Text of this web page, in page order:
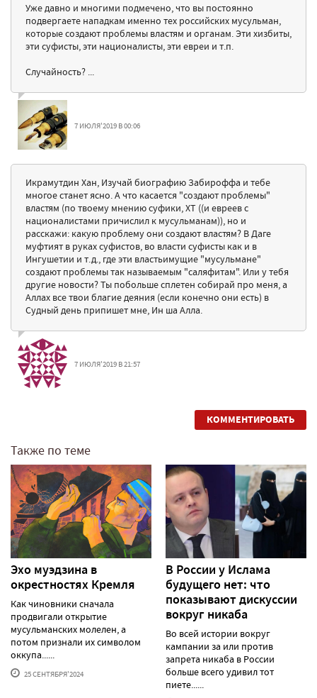
Уже давно и многими подмечено, что вы постоянно
подвергаете нападкам именно тех российских мусульман,
которые создают проблемы властям и органам. Эти хизбиты,
эти суфисты, эти националисты, эти евреи и т.п.
Случайность? ...
7 ИЮЛЯ'2019 В 00:06
Икрамутдин Хан, Изучай биографию Забироффа и тебе
многое станет ясно. А что касается "создают проблемы"
властям (по твоему мнению суфики, ХТ ((и евреев с
националистами причислил к мусульманам)), но и
расскажи: какую проблему они создают властям? В Даге
муфтият в руках суфистов, во власти суфисты как и в
Ингушетии и т.д., где эти властьимущие "мусульмане"
создают проблемы так называемым "саляфитам". Или у тебя
другие новости? Ты побольше сплетен собирай про меня, а
Аллах все твои благие деяния (если конечно они есть) в
Судный день припишет мне, Ин ша Алла.
7 ИЮЛЯ'2019 В 21:57
КОММЕНТИРОВАТЬ
Также по теме
Эхо муэдзина в
окрестностях Кремля
Как чиновники сначала
продвигали открытие
мусульманских молелен, а
потом признали их символом
оккупа......
25 СЕНТЯБРЯ'2024
В России у Ислама
будущего нет: что
показывают дискуссии
вокруг никаба
Во всей истории вокруг
кампании за или против
запрета никаба в России
больше всего удивил тот
пиете......